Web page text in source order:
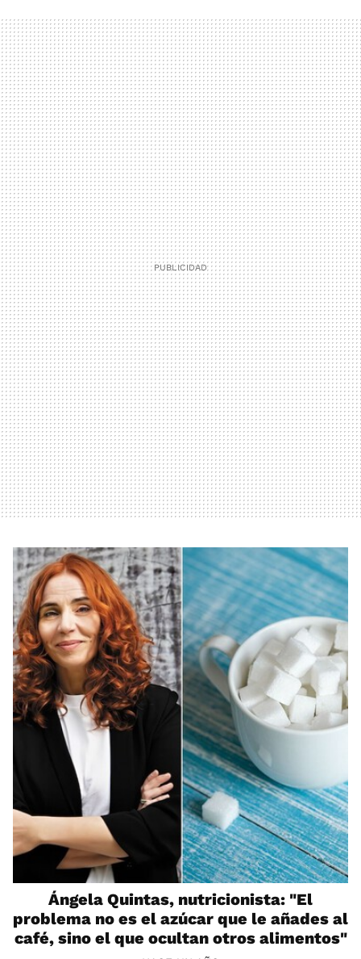
Ángela Quintas, nutricionista: "El
problema no es el azúcar que le añades al
café, sino el que ocultan otros alimentos"